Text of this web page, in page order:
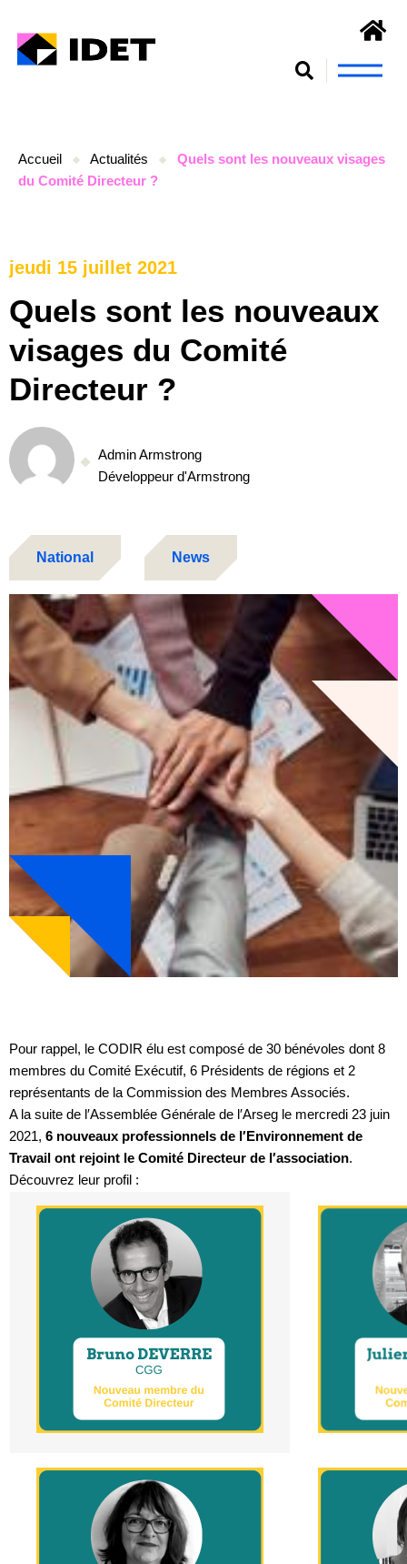
Accueil Actualités
Quels sont les nouveaux visages
du Comité Directeur ?
jeudi 15 juillet 2021
Quels sont les nouveaux
visages du Comité
Directeur ?
Admin Armstrong
Développeur d'Armstrong
Pour rappel, le CODIR élu est composé de 30 bénévoles dont 8
membres du Comité Exécutif, 6 Présidents de régions et 2
représentants de la Commission des Membres Associés.
A la suite de l′Assemblée Générale de l′Arseg le mercredi 23 juin
2021, 6 nouveaux professionnels de l′Environnement de
Travail ont rejoint le Comité Directeur de l′association.
Découvrez leur profil :